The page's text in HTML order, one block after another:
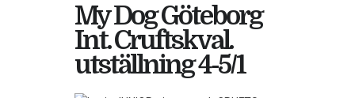
My Dog Göteborg
Int. Cruftskval.
utställning 4-5/1